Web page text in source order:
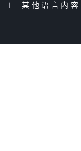
| 其他语言内容